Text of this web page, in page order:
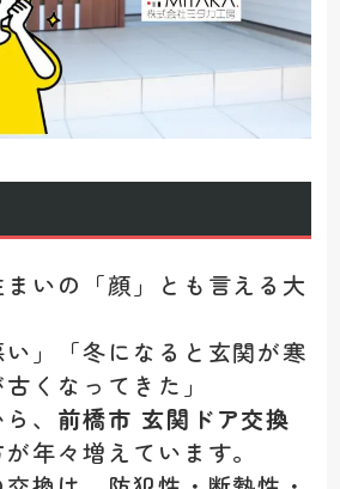
いの「顔」とも言える大
い」「冬になると玄関が寒
くなってきた」
、 前橋市 玄関ドア交換
年々増えています。